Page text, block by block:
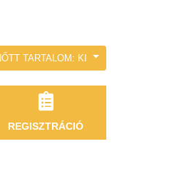
TARTALOM: KI
REGISZTRÁCIÓ